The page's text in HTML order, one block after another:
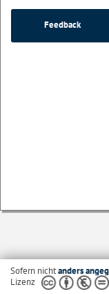
Feedback
Sofern nichtanders
Lizenz